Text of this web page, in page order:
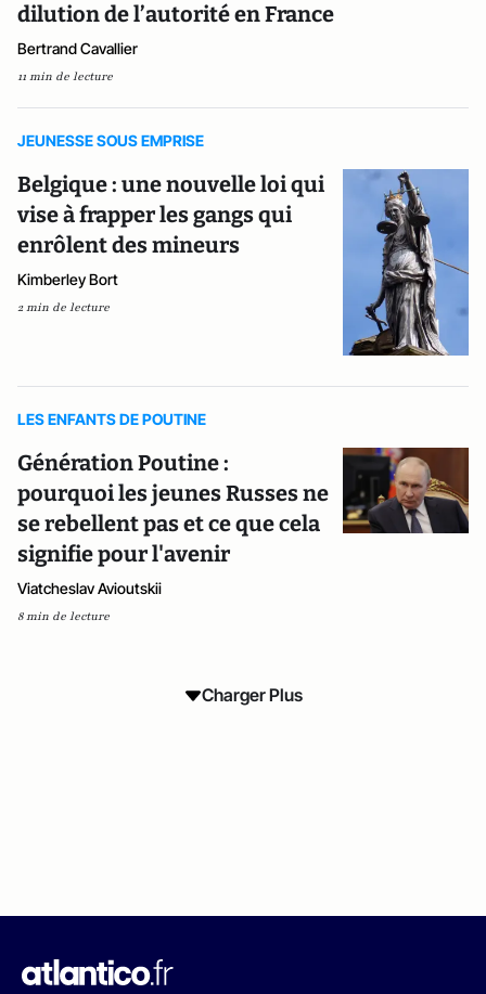
dilution de l’autorité en France
Bertrand Cavallier
11 min de lecture
JEUNESSE SOUS EMPRISE
Belgique : une nouvelle loi qui
vise à frapper les gangs qui
enrôlent des mineurs
Kimberley Bort
2 min de lecture
LES ENFANTS DE POUTINE
Génération Poutine :
pourquoi les jeunes Russes ne
se rebellent pas et ce que cela
signifie pour l'avenir
Viatcheslav Avioutskii
8 min de lecture
Charger Plus